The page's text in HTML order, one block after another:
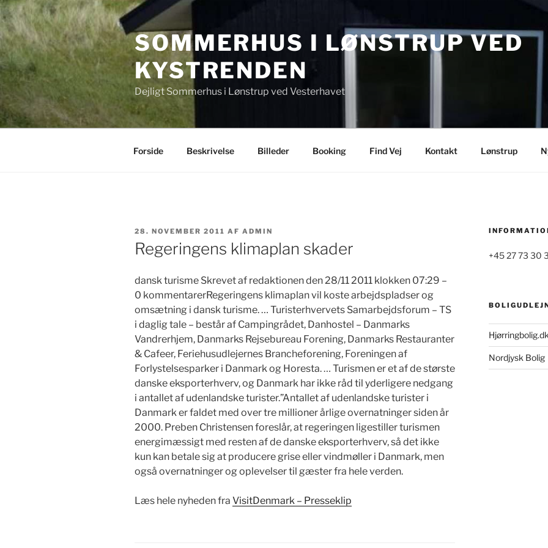
Videre
til
indhold
SOMMERHUS I LØNSTRUP VED
KYSTRENDEN
Dejligt Sommerhus i Lønstrup ved Vesterhavet
Forside Beskrivelse Billeder Booking Find Vej Kontakt Lønstrup
UDGIVET
DEN
28. NOVEMBER 2011 AF ADMIN
Regeringens klimaplan skader
dansk turisme Skrevet af redaktionen den 28/11 2011 klokken 07:29 –
0 kommentarerRegeringens klimaplan vil koste arbejdspladser og
omsætning i dansk turisme. … Turisterhvervets Samarbejdsforum – TS
i daglig tale – består af Campingrådet, Danhostel – Danmarks
Vandrerhjem, Danmarks Rejsebureau Forening, Danmarks Restauranter
& Cafeer, Feriehusudlejernes Brancheforening, Foreningen af
Forlystelsesparker i Danmark og Horesta. … Turismen er et af de største
danske eksporterhverv, og Danmark har ikke råd til yderligere nedgang
i antallet af udenlandske turister.”Antallet af udenlandske turister i
Danmark er faldet med over tre millioner årlige overnatninger siden år
2000. Preben Christensen foreslår, at regeringen ligestiller turismen
energimæssigt med resten af de danske eksporterhverv, så det ikke
kun kan betale sig at producere grise eller vindmøller i Danmark, men
også overnatninger og oplevelser til gæster fra hele verden.
Læs hele nyheden fra VisitDenmark – Presseklip
+45 27 73 30
Hjørringbolig.dk
Nordjysk Bolig